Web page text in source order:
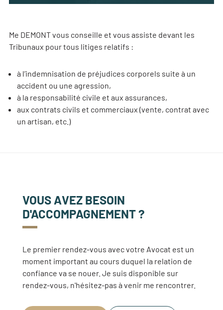
Me DEMONT vous conseille et vous assiste devant les
Tribunaux pour tous litiges relatifs :
à l’indemnisation de préjudices corporels suite à un
accident ou une agression,
à la responsabilité civile et aux assurances,
aux contrats civils et commerciaux (vente, contrat avec
un artisan, etc.)
VOUS AVEZ BESOIN
D'ACCOMPAGNEMENT ?
Le premier rendez-vous avec votre Avocat est un
moment important au cours duquel la relation de
confiance va se nouer. Je suis disponible sur
rendez-vous, n'hésitez-pas à venir me rencontrer.